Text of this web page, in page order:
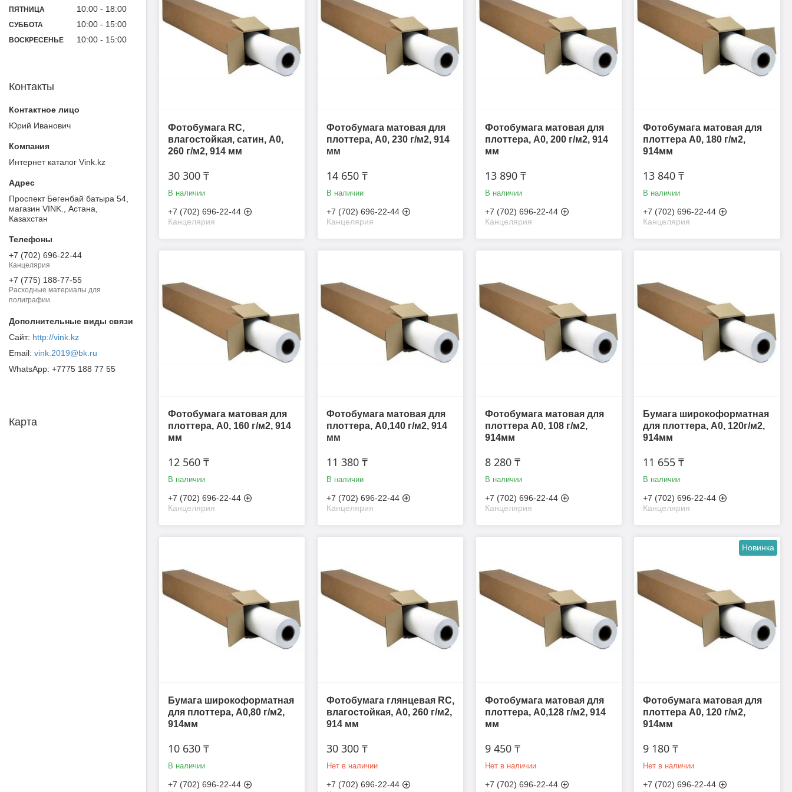
Фотобумага RC,
влагостойкая, сатин, A0,
260 г/м2, 914 мм
30 300 ₸
В наличии
+7 (702) 696-22-44
Канцелярия
Фотобумага матовая для
плоттера, A0, 230 г/м2, 914
мм
14 650 ₸
В наличии
+7 (702) 696-22-44
Канцелярия
Фотобумага матовая для
плоттера, A0, 200 г/м2, 914
мм
13 890 ₸
В наличии
+7 (702) 696-22-44
Канцелярия
Фотобумага матовая для
плоттера A0, 180 г/м2,
914мм
13 840 ₸
В наличии
+7 (702) 696-22-44
Канцелярия
Фотобумага матовая для
плоттера, A0, 160 г/м2, 914
мм
12 560 ₸
В наличии
+7 (702) 696-22-44
Канцелярия
Фотобумага матовая для
плоттера, A0,140 г/м2, 914
мм
11 380 ₸
В наличии
+7 (702) 696-22-44
Канцелярия
Фотобумага матовая для
плоттера A0, 108 г/м2,
914мм
8 280 ₸
В наличии
+7 (702) 696-22-44
Канцелярия
Бумага широкоформатная
для плоттера, A0, 120г/м2,
914мм
11 655 ₸
В наличии
+7 (702) 696-22-44
Канцелярия
Бумага широкоформатная
для плоттера, A0,80 г/м2,
914мм
10 630 ₸
В наличии
+7 (702) 696-22-44
Фотобумага глянцевая RC,
влагостойкая, A0, 260 г/м2,
914 мм
30 300 ₸
Нет в наличии
+7 (702) 696-22-44
Фотобумага матовая для
плоттера, A0,128 г/м2, 914
мм
9 450 ₸
Нет в наличии
+7 (702) 696-22-44
Новинка
Фотобумага матовая для
плоттера A0, 120 г/м2,
914мм
9 180 ₸
Нет в наличии
+7 (702) 696-22-44
ПЯТНИЦА 10:00 18:00
СУББОТА 10:00 15:00
ВОСКРЕСЕНЬЕ 10:00 15:00
Контакты
Юрий Иванович
Интернет каталог Vink.kz
Проспект Бөгенбай батыра 54,
магазин VINK., Астана,
Казахстан
+7 (702) 696-22-44
Канцелярия
+7 (775) 188-77-55
Расходные материалы для
полиграфии.
http://vink.kz
vink.2019@bk.ru
+7775 188 77 55
Карта